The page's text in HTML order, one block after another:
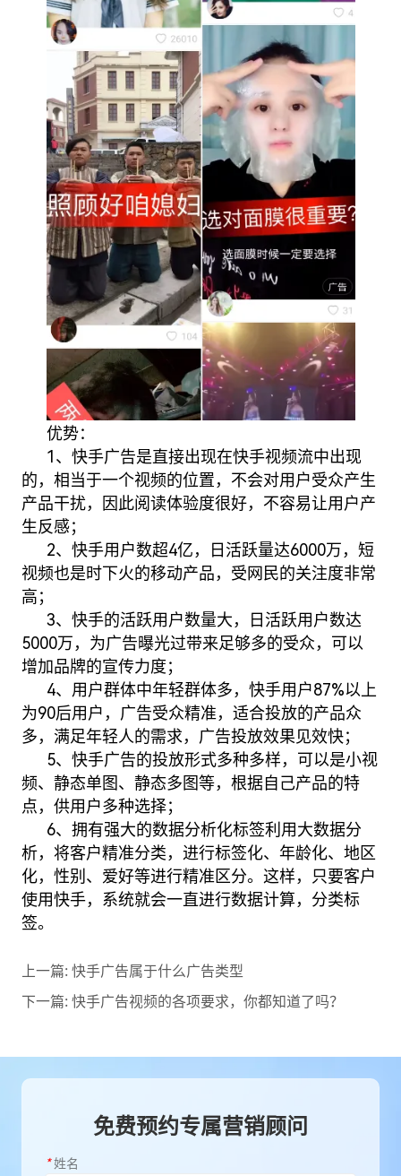
优势：
1、快手广告是直接出现在快手视频流中出现
的，相当于一个视频的位置，不会对用户受众产生
产品干扰，因此阅读体验度很好，不容易让用户产
生反感；
2、快手用户数超4亿，日活跃量达6000万，短
视频也是时下火的移动产品，受网民的关注度非常
高；
3、快手的活跃用户数量大，日活跃用户数达
5000万，为广告曝光过带来足够多的受众，可以
增加品牌的宣传力度；
4、用户群体中年轻群体多，快手用户87%以上
为90后用户，广告受众精准，适合投放的产品众
多，满足年轻人的需求，广告投放效果见效快；
5、快手广告的投放形式多种多样，可以是小视
频、静态单图、静态多图等，根据自己产品的特
点，供用户多种选择；
6、拥有强大的数据分析化标签利用大数据分
析，将客户精准分类，进行标签化、年龄化、地区
化，性别、爱好等进行精准区分。这样，只要客户
使用快手，系统就会一直进行数据计算，分类标
签。
上一篇:快手广告属于什么广告类型
下一篇:快手广告视频的各项要求，你都知道了吗？
免费预约专属营销顾问
*姓名